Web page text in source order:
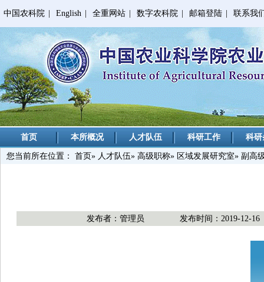
中国农科院 English 全重网站 数字农科院 邮箱登陆 联系我
首页 本所概况 人才队伍 科研工作 科
您当前所在位置： 首页» 人才队伍» 高级职称» 区域发展研究室» 副高
发布者：管理员 发布时间：2019-12-16